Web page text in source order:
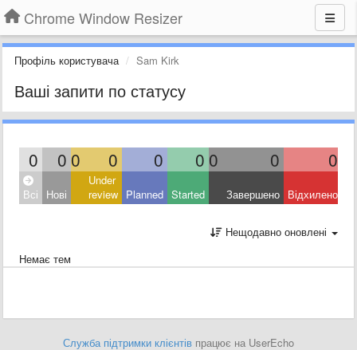
Chrome Window Resizer
Профіль користувача Sam Kirk
Ваші запити по статусу
0 0 0 0 0 0 0 0 0
Всі Нові
Under
review Planned Started Завершено Відхилено
Нещодавно оновлені
Немає тем
Служба підтримки клієнтів працює на UserEcho